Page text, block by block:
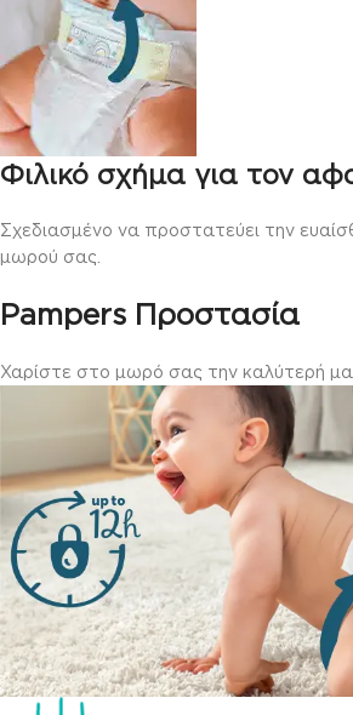
Φιλικό σχήμα για τον
Σχεδιασμένο να προστατεύει την
μωρού σας.
Pampers Προστασία
Χαρίστε στο μωρό σας την καλύτερή